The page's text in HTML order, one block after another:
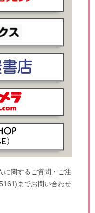
に関するご質問・ご注
までお問い合わせ